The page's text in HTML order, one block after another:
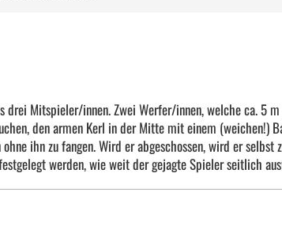
drei Mitspieler/innen. Zwei Werfer/innen, welche ca. 5
den armen Kerl in der Mitte mit einem (weichen!)
ihn zu fangen. Wird er abgeschossen, wird er
werden, wie weit der gejagte Spieler seitlich